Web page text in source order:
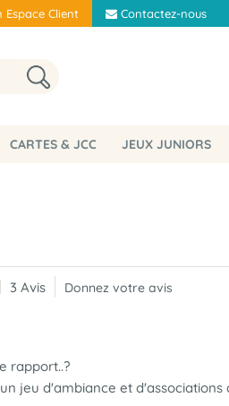
Espace Client Contactez-nous
CARTES & JCC JEUX JUNIORS
3 Avis Donnez votre avis
rapport..?
jeu d'ambiance et